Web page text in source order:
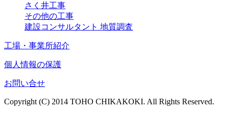
さく井工事
その他の工事
建設コンサルタント 地質調査
工場・事業所紹介
個人情報の保護
お問い合せ
Copyright (C) 2014 TOHO CHIKAKOKI. All Rights Reserved.